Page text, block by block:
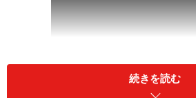
続きを読む